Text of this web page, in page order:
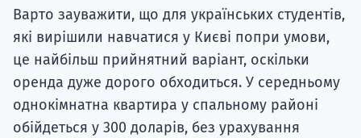
Варто зауважити, що для українських студентів,
які вирішили навчатися у Києві попри умови,
це найбільш прийнятний варіант, оскільки
оренда дуже дорого обходиться. У середньому
однокімнатна квартира у спальному районі
обійдеться у 300 доларів, без урахування